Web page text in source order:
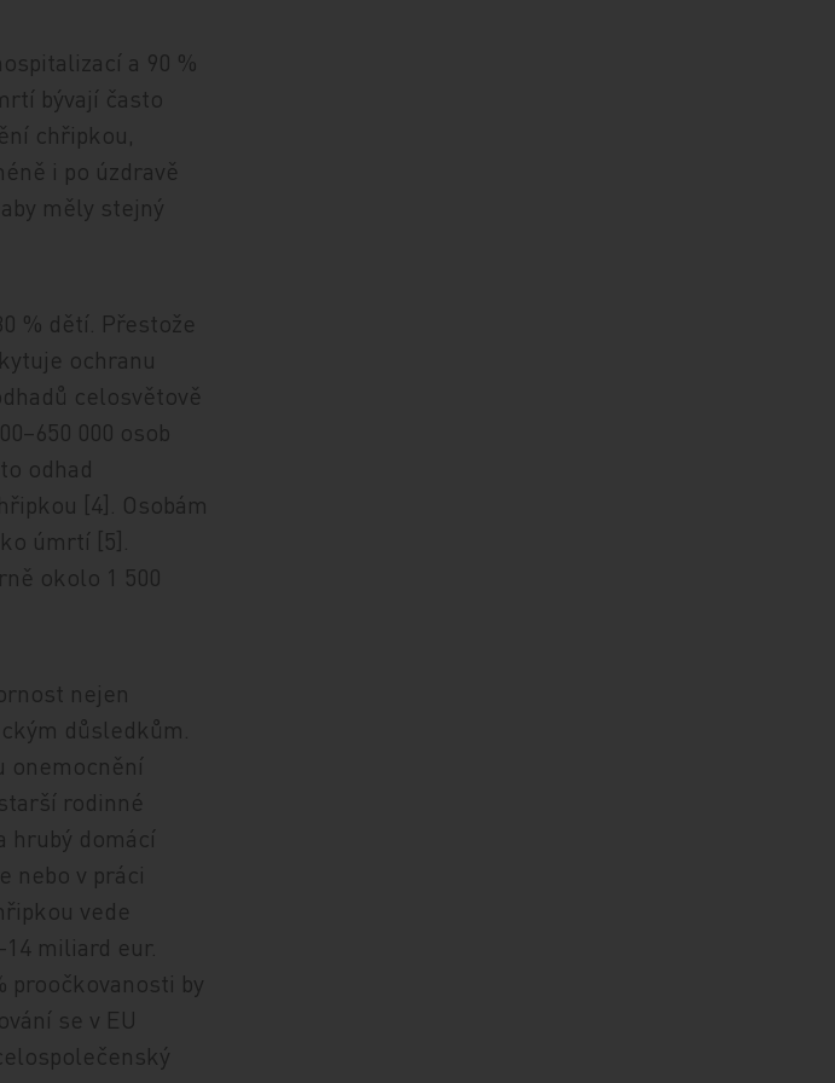
a 90 %
bývají často
chřipkou,
i po úzdravě
měly stejný
% dětí. Přestože
ochranu
celosvětově
000 osob
odhad
[4]. Osobám
úmrtí [5].
okolo 1 500
nejen
důsledkům.
onemocnění
rodinné
hrubý domácí
nebo v práci
vede
miliard eur.
proočkovanosti by
se v EU